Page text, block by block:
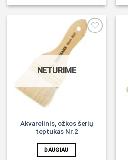
NETURIME
Akvarelinis, ožkos šerių
teptukas Nr.2
DAUGIAU